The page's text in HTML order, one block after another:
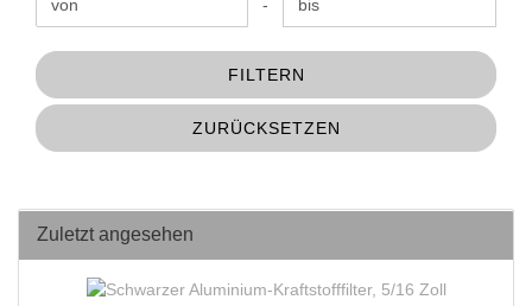
Preis bis -
FILTERN
ZURÜCKSETZEN
Zuletzt angesehen